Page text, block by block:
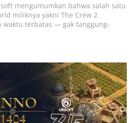
mengumumkan bahwa salah satu
miliknya yakni The Crew 2
waktu terbatas — gak tanggung-